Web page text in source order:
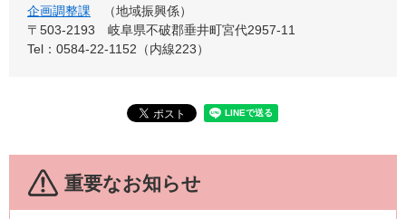
企画調整課
地域振興係
〒503-2193
岐阜県不破郡垂井町宮代2957-11
Tel：0584-22-1152（内線223）
重要なお知らせ